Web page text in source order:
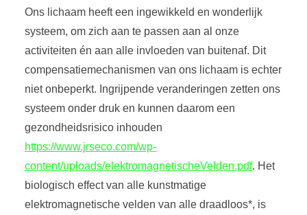
Ons lichaam heeft een ingewikkeld en wonderlijk
systeem, om zich aan te passen aan al onze
activiteiten én aan alle invloeden van buitenaf. Dit
compensatiemechanismen van ons lichaam is echter
niet onbeperkt. Ingrijpende veranderingen zetten ons
systeem onder druk en kunnen daarom een
gezondheidsrisico inhouden
https://www.jrseco.com/wp-
content/uploads/elektromagnetischeVelden.pdf. Het
biologisch effect van alle kunstmatige
elektromagnetische velden van alle draadloos*, is